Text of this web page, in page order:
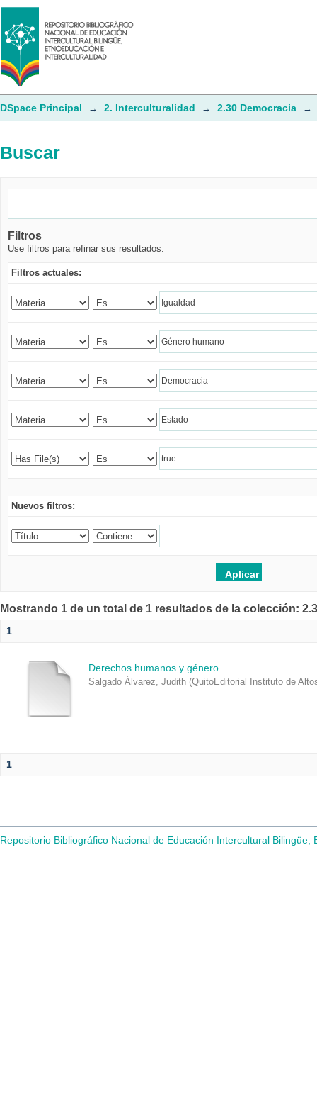
Buscar
DSpace Principal → 2. Interculturalidad → 2.30 Democracia →
Buscar
Filtros
Use filtros para refinar sus resultados.
Filtros actuales:
Nuevos filtros:
Mostrando 1 de un total de 1 resultados de la colección:
1
Derechos humanos y género
Salgado Álvarez, Judith (QuitoEditorial Instituto de
1
Repositorio Bibliográfico Nacional de Educación Intercultural